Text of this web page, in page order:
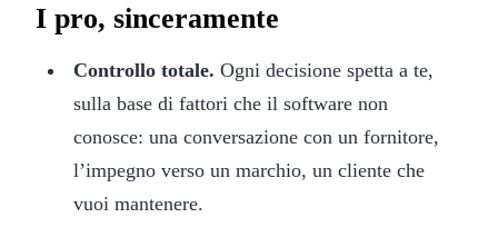
I pro, sinceramente
Controllo totale. Ogni decisione spetta a te,
sulla base di fattori che il software non
conosce: una conversazione con un fornitore,
l’impegno verso un marchio, un cliente che
vuoi mantenere.